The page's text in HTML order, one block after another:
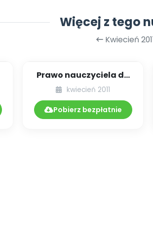
Więcej z tego
Kwiecień
Prawo nauczyciela do
godności, także
profesjonalnej
kwiecień 2011
Pobierz bezpłatnie